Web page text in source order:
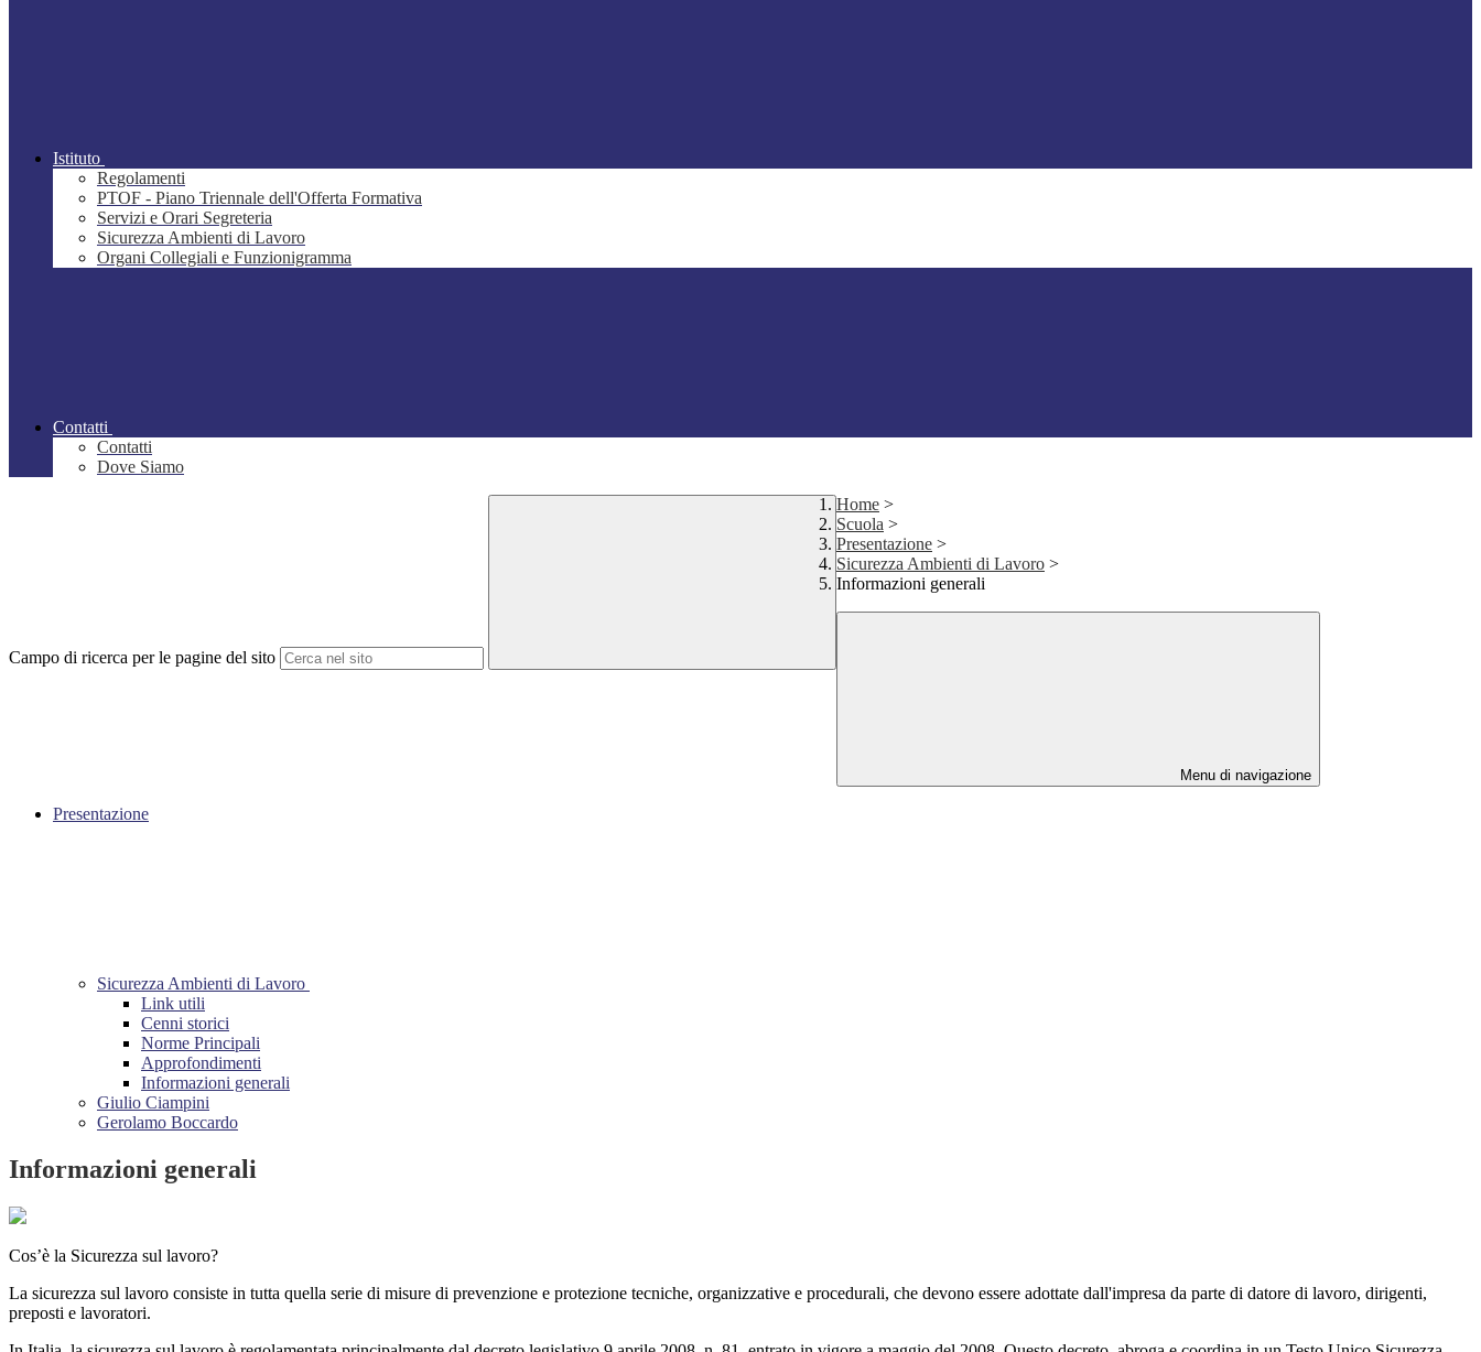
Istituto
Regolamenti
PTOF - Piano Triennale dell'Offerta Formativa
Servizi e Orari Segreteria
Sicurezza Ambienti di Lavoro
Organi Collegiali e Funzionigramma
Contatti
Contatti
Dove Siamo
Campo di ricerca per le pagine del sito
Home >
Scuola >
Presentazione >
Sicurezza Ambienti di Lavoro >
Informazioni generali
Menu di navigazione
Presentazione
Sicurezza Ambienti di Lavoro
Link utili
Cenni storici
Norme Principali
Approfondimenti
Informazioni generali
Giulio Ciampini
Gerolamo Boccardo
Informazioni generali
Cos’è la Sicurezza sul lavoro?
La sicurezza sul lavoro consiste in tutta quella serie di misure di prevenzione e protezione tecniche, organizzative e procedurali, che devono essere adottate dall'impresa da parte di datore di lavoro, dirigenti,
preposti e lavoratori.